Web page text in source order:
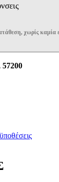
χωρίς καμία
57200